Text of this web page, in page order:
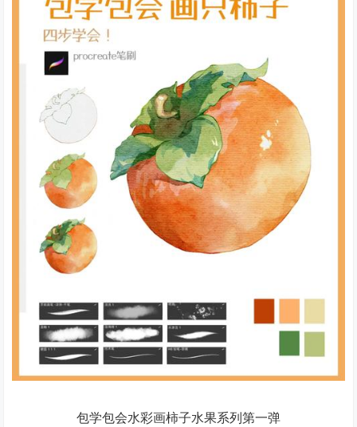
包学包会水彩画柿子水果系列第一弹